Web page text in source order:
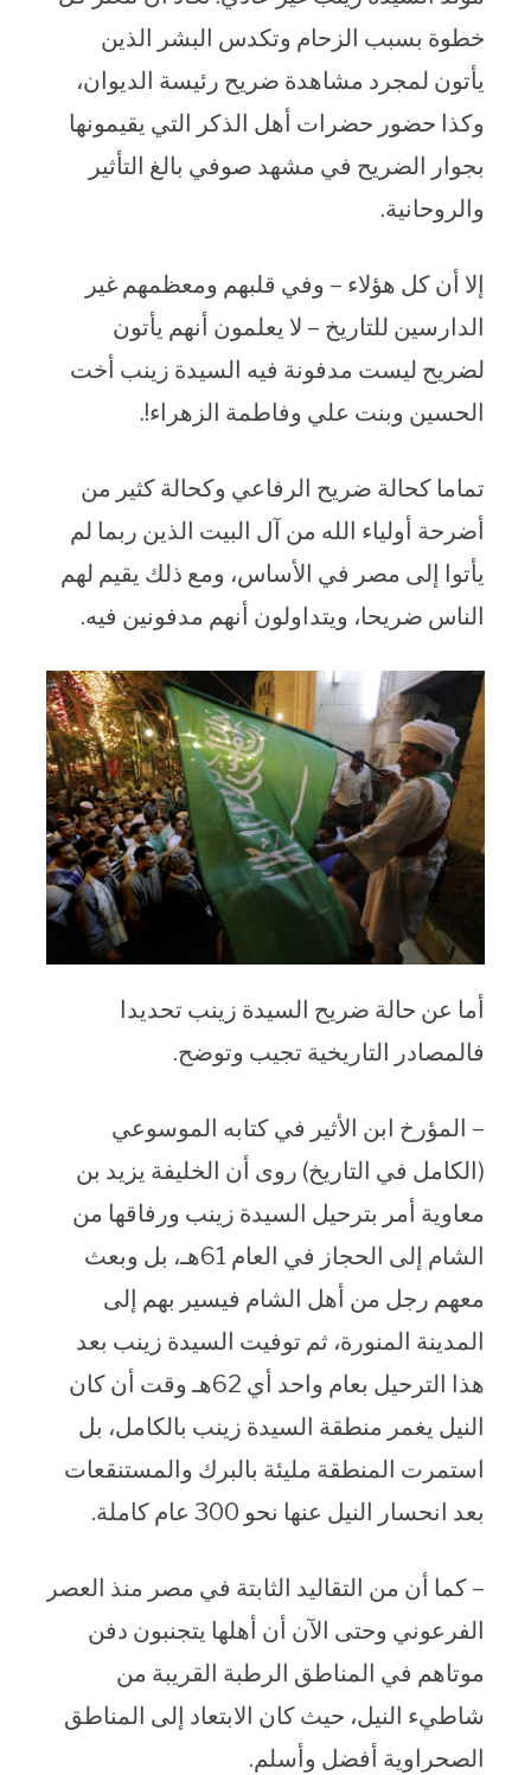
خطوة بسبب الزحام وتكدس البشر الذين
يأتون لمجرد مشاهدة ضريح رئيسة الديوان،
وكذا حضور حضرات أهل الذكر التي يقيمونها
بجوار الضريح في مشهد صوفي بالغ التأثير
والروحانية.
إلا أن كل هؤلاء – وفي قلبهم ومعظمهم غير
الدارسين للتاريخ – لا يعلمون أنهم يأتون
لضريح ليست مدفونة فيه السيدة زينب أخت
الحسين وبنت علي وفاطمة الزهراء!.
تماما كحالة ضريح الرفاعي وكحالة كثير من
أضرحة أولياء الله من آل البيت الذين ربما لم
يأتوا إلى مصر في الأساس، ومع ذلك يقيم لهم
الناس ضريحا، ويتداولون أنهم مدفونين فيه.
أما عن حالة ضريح السيدة زينب تحديدا
فالمصادر التاريخية تجيب وتوضح.
– المؤرخ ابن الأثير في كتابه الموسوعي
(الكامل في التاريخ) روى أن الخليفة يزيد بن
معاوية أمر بترحيل السيدة زينب ورفاقها من
الشام إلى الحجاز في العام 61هـ، بل وبعث
معهم رجل من أهل الشام فيسير بهم إلى
المدينة المنورة، ثم توفيت السيدة زينب بعد
هذا الترحيل بعام واحد أي 62هـ وقت أن كان
النيل يغمر منطقة السيدة زينب بالكامل، بل
استمرت المنطقة مليئة بالبرك والمستنقعات
بعد انحسار النيل عنها نحو 300 عام كاملة.
– كما أن من التقاليد الثابتة في مصر منذ العصر
الفرعوني وحتى الآن أن أهلها يتجنبون دفن
موتاهم في المناطق الرطبة القريبة من
شاطيء النيل، حيث كان الابتعاد إلى المناطق
الصحراوية أفضل وأسلم.